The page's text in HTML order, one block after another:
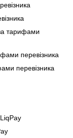
тарифами
перевізника
перевізника